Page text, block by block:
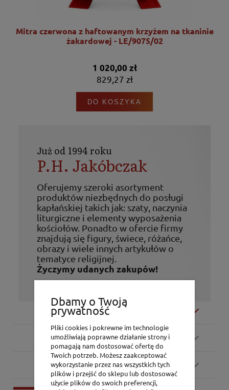
Mitra czerwona z haftowanym krzyżem na tkaninie
żakardowej - LE/9075/02
1 020,00 zł
829,27 zł
DO KOSZYKA
Już od 1994 roku
P.H. Jakóbczak
Oferujemy szeroki asortyment
produktów niezbędnych do posługi
kapłańskiej takich jak: szaty, naczynia
liturgiczne i elementy wyposażenia
kościołów. Ponadto w ofercie firmy
znajdują się figury, świece, różańce,
obrazy i wiele innych artykułów o
tematyce religijnej.
Życzymy udanych zakupów!
Moje konto
Zamówienia
Pomoc
Dbamy o Twoją
prywatność
Pliki cookies i pokrewne im technologie
umożliwiają poprawne działanie strony i
pomagają nam dostosować ofertę do
Twoich potrzeb. Możesz zaakceptować
wykorzystanie przez nas wszystkich tych
plików i przejść do sklepu lub dostosować
użycie plików do swoich preferencji,